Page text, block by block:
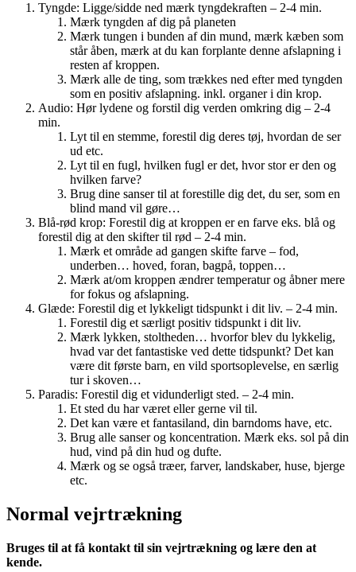
Tyngde: Ligge/sidde ned mærk tyngdekraften – 2-4 min.
Mærk tyngden af dig på planeten
Mærk tungen i bunden af din mund, mærk kæben som
står åben, mærk at du kan forplante denne afslapning i
resten af kroppen.
Mærk alle de ting, som trækkes ned efter med tyngden
som en positiv afslapning. inkl. organer i din krop.
Audio: Hør lydene og forstil dig verden omkring dig – 2-4
min.
Lyt til en stemme, forestil dig deres tøj, hvordan de ser
ud etc.
Lyt til en fugl, hvilken fugl er det, hvor stor er den og
hvilken farve?
Brug dine sanser til at forestille dig det, du ser, som en
blind mand vil gøre…
Blå-rød krop: Forestil dig at kroppen er en farve eks. blå og
forestil dig at den skifter til rød – 2-4 min.
Mærk et område ad gangen skifte farve – fod,
underben… hoved, foran, bagpå, toppen…
Mærk at/om kroppen ændrer temperatur og åbner mere
for fokus og afslapning.
Glæde: Forestil dig et lykkeligt tidspunkt i dit liv. – 2-4 min.
Forestil dig et særligt positiv tidspunkt i dit liv.
Mærk lykken, stoltheden… hvorfor blev du lykkelig,
hvad var det fantastiske ved dette tidspunkt? Det kan
være dit første barn, en vild sportsoplevelse, en særlig
tur i skoven…
Paradis: Forestil dig et vidunderligt sted. – 2-4 min.
Et sted du har været eller gerne vil til.
Det kan være et fantasiland, din barndoms have, etc.
Brug alle sanser og koncentration. Mærk eks. sol på din
hud, vind på din hud og dufte.
Mærk og se også træer, farver, landskaber, huse, bjerge
etc.
Normal vejrtrækning
Bruges til at få kontakt til sin vejrtrækning og lære den at
kende.